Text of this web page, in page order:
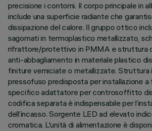
precisione i contorni. Il corpo principale in
include una superficie radiante che
dissipazione del calore. Il gruppo ottico
sagomati in termoplastico metallizzato,
rifrattore/protettivo in PMMA e struttura
anti-abbagliamento in materiale plastico
finiture verniciate o metallizzate. Struttura
pressofuso predisposta per installazione
specifico adattatore per controsoffitto
codifica separata è indispensabile per
dell’incasso. Sorgente LED ad elevato
cromatica. L'unità di alimentazione è